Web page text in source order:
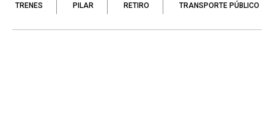
TRENES PILAR RETIRO TRANSPORTE PÚBLICO